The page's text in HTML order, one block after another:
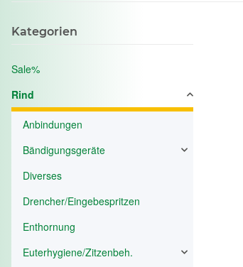
Kategorien
Sale%
Rind
Anbindungen
Bändigungsgeräte
Diverses
Drencher/Eingebespritzen
Enthornung
Euterhygiene/Zitzenbeh.